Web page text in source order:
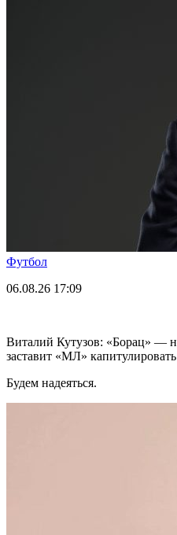
Футбол
06.08.26 17:09
Виталий Кутузов: «Борац» —
заставит «МЛ» капитулировать
Будем надеяться.